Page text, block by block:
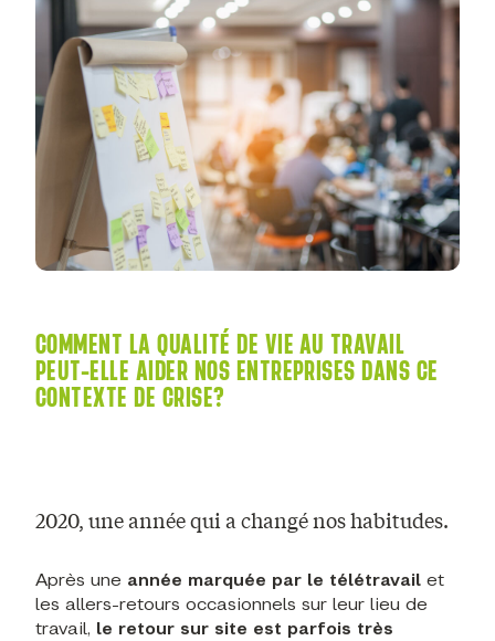
COMMENT LA QUALITÉ DE VIE AU TRAVAIL
PEUT-ELLE AIDER NOS ENTREPRISES DANS CE
CONTEXTE DE CRISE?
2020, une année qui a changé nos habitudes.
Après une année marquée par le télétravail et
les allers-retours occasionnels sur leur lieu de
travail, le retour sur site est parfois très